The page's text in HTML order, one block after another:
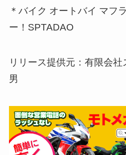
＊バイク オートバイ マフ
ー！SPTADAO
リリース提供元：有限会
男